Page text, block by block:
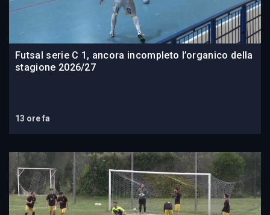
Futsal serie C 1, ancora incompleto l’organico della
stagione 2026/27
13 ore fa